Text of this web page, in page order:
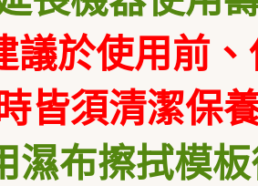
議於使用前
皆須清潔保
濕布擦拭模